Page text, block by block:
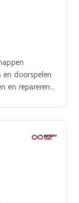
en doorspelen
en repareren